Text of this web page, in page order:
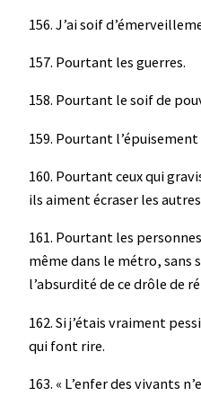
156. J’ai soif
157. Pourtant les guerres.
158. Pourtant le soif de
159. Pourtant
160. Pourtant ceux qui
ils aiment écraser les
161. Pourtant les
même dans le métro, sans
l’absurdité de ce drôle de
162. Si j’étais vraiment
qui font rire.
163. « L’enfer des vivants